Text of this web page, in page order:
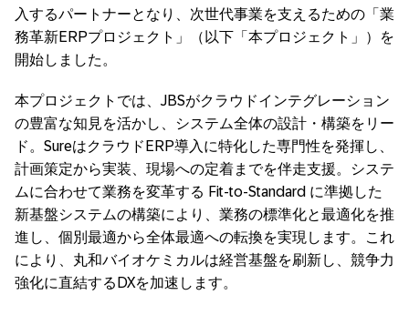
入するパートナーとなり、次世代事業を支えるための「業
務革新ERPプロジェクト」（以下「本プロジェクト」）を
開始しました。
本プロジェクトでは、JBSがクラウドインテグレーション
の豊富な知見を活かし、システム全体の設計・構築をリー
ド。SureはクラウドERP導入に特化した専門性を発揮し、
計画策定から実装、現場への定着までを伴走支援。システ
ムに合わせて業務を変革する Fit-to-Standard に準拠した
新基盤システムの構築により、業務の標準化と最適化を推
進し、個別最適から全体最適への転換を実現します。これ
により、丸和バイオケミカルは経営基盤を刷新し、競争力
強化に直結するDXを加速します。